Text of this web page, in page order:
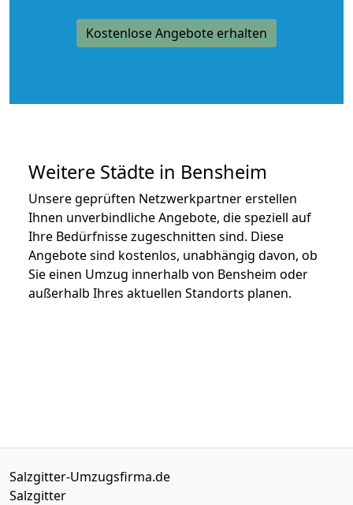
Kostenlose Angebote erhalten
Weitere Städte in Bensheim
Unsere geprüften Netzwerkpartner erstellen
Ihnen unverbindliche Angebote, die speziell auf
Ihre Bedürfnisse zugeschnitten sind. Diese
Angebote sind kostenlos, unabhängig davon, ob
Sie einen Umzug innerhalb von Bensheim oder
außerhalb Ihres aktuellen Standorts planen.
Salzgitter-Umzugsfirma.de
Salzgitter